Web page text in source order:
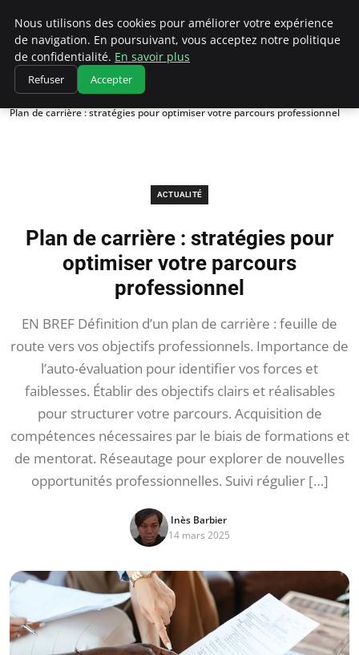
Chasseur De Tête
Accueil
Actualité
Plan de carrière : stratégies pour optimiser votre parcours professionnel
ACTUALITÉ
Plan de carrière : stratégies pour
optimiser votre parcours
professionnel
EN BREF Définition d’un plan de carrière : feuille de
route vers vos objectifs professionnels. Importance de
l’auto-évaluation pour identifier vos forces et
faiblesses. Établir des objectifs clairs et réalisables
pour structurer votre parcours. Acquisition de
compétences nécessaires par le biais de formations et
de mentorat. Réseautage pour explorer de nouvelles
opportunités professionnelles. Suivi régulier […]
Inès Barbier
14 mars 2025
Nous utilisons des cookies pour améliorer votre expérience
de navigation. En poursuivant, vous acceptez notre politique
de confidentialité. En savoir plus
Refuser Accepter